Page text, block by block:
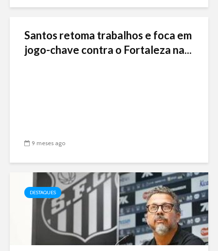
Santos retoma trabalhos e foca em
jogo-chave contra o Fortaleza na...
9 meses ago
DESTAQUES